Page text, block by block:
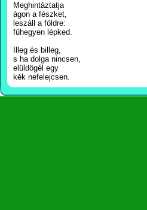
Meghintáztatja
ágon a fészket,
leszáll a földre:
fűhegyen lépked.
Illeg és billeg,
s ha dolga nincsen,
elüldögél egy
kék nefelejcsen.